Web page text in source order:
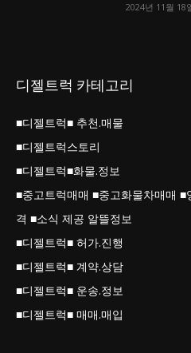
2024년 11월 18
디젤트럭 카테고리
■디젤트럭■ 추천.매물
■디젤트럭스토리
■디젤트럭■화물.정보
■중고트럭매매 ■중고화물차매매
격 ■소식 제공 알뜰정보
■디젤트럭■ 허가.진행
■디젤트럭■ 계약.상담
■디젤트럭■ 운송.정보
■디젤트럭■ 매매.매입